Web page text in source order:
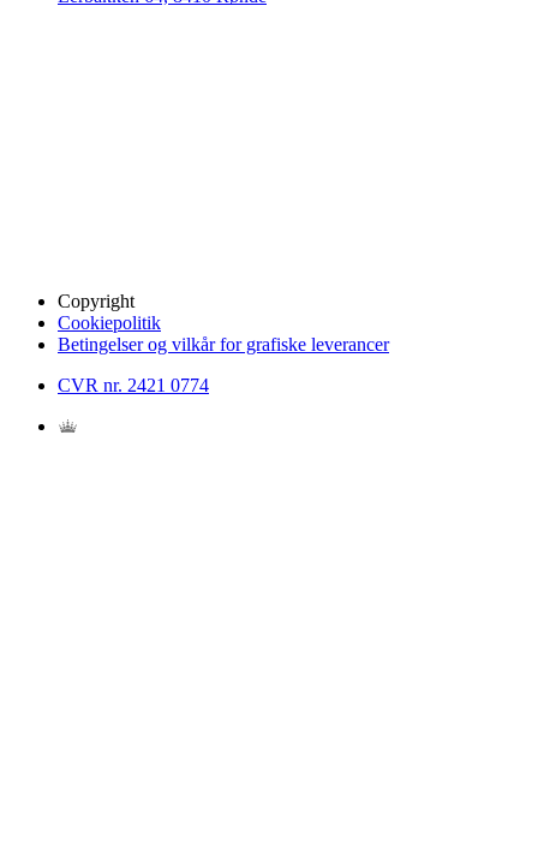
Copyright
Cookiepolitik
Betingelser og vilkår for grafiske leverancer
CVR nr. 2421 0774